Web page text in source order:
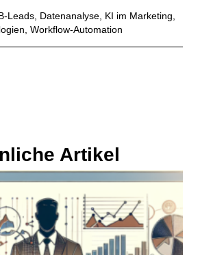
Leads, Datenanalyse, KI im Marketing,
, Workflow-Automation
Artikel